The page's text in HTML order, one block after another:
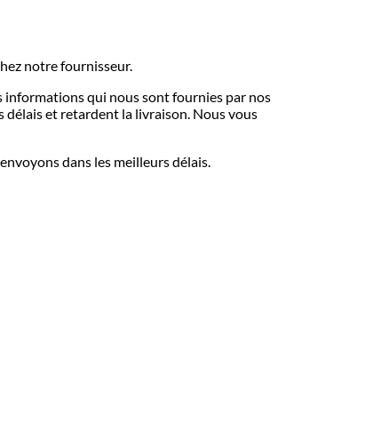
notre fournisseur.
informations qui nous sont fournies par nos
délais et retardent la livraison. Nous vous
dans les meilleurs délais.